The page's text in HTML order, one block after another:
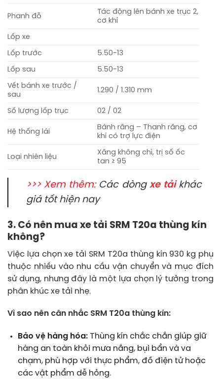
Phanh đỗ
Tác động lên bánh xe trục 2,
cơ khí
Lốp xe
Lốp trước 5.50-13
Lốp sau 5.50-13
Vết bánh xe trước /
sau
1.290 / 1.310 mm
Số lượng lốp trục 02 / 02
Hệ thống lái
Bánh răng – Thanh răng, cơ
khí có trợ lực điện
Loại nhiên liệu
Xăng không chì, trị số ốc
tan ≥ 95
>>> Xem thêm:Các dòng xe tảikhác
giá tốt hiện nay
3. Có nên mua xe tải SRM T20a thùng kín
không?
Việc lựa chọn xe tải SRM T20a thùng kín 930 kg phụ
thuộc nhiều vào nhu cầu vận chuyển và mục đích
sử dụng, nhưng đây là một lựa chọn lý tưởng trong
phân khúc xe tải nhẹ.
Vì sao nên cân nhắc SRM T20a thùng kín:
Bảo vệ hàng hóa:Thùng kín chắc chắn giúp giữ
hàng an toàn khỏi mưa nắng, bụi bẩn và va
chạm, phù hợp với thực phẩm, đồ điện tử hoặc
các vật phẩm dễ hỏng.